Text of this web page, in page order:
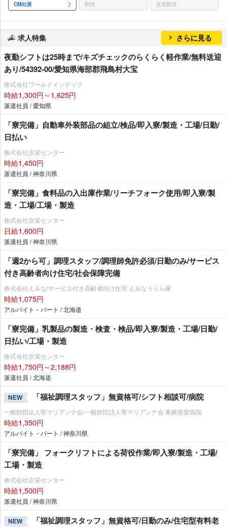
CM出演 歌詞 音楽配信
求人特集 さらに見る
夜勤シフトは25時まで/キズチェックのらくらく軽作業/無料送迎
あり/54392-00/愛知県海部郡飛島村大宝
株式会社ワールドインテック
時給1,300円～1,625円
派遣社員 / 愛知県
「寮完備」自動車外装部品の組立/検品/即入寮/製造・工場/日勤/
日払い
株式会社京栄センター
時給1,450円
派遣社員 / 神奈川県
「寮完備」食料品の入出庫作業/リーチフォーク使用/即入寮/製
造・工場/工場・製造
株式会社京栄センター
日給1,600円
派遣社員 / 神奈川県
「週2から可」調理スタッフ/調理師免許必須/日勤のみ/サービス
付き高齢者向け住宅/社会保障完備
株式会社えみな/サービス付き高齢者向け住宅 えみなうらら家
時給1,075円
アルバイト・パート / 北海道
「寮完備」乳製品の製造・検査・検品/即入寮/製造・工場/日勤/
日払い/工場・製造
株式会社京栄センター
時給1,750円～2,188円
派遣社員 / 北海道
NEW 「福祉調理スタッフ」無資格可/シフト相談可/病院
一般財団法人聖マリアンナ会/一般財団法人聖マリアンナ会 東横惠愛病院
時給1,350円
アルバイト・パート / 神奈川県
「寮完備」 フォークリフトによる荷役作業/即入寮/製造・工場/
工場・製造
株式会社京栄センター
時給1,500円
派遣社員 / 神奈川県
NEW 「福祉調理スタッフ」無資格可/日勤のみ/住宅型有料老